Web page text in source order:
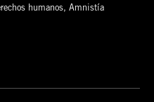
humanos, Amnistía